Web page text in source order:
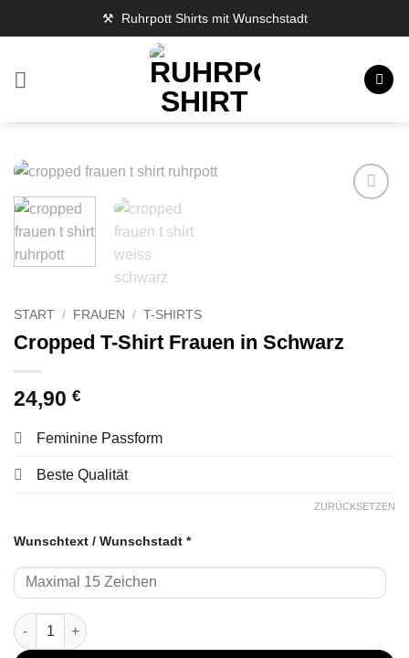
Inhalt
⚒️ Ruhrpott Shirts mit Wunschstadt
START / FRAUEN / T-SHIRTS
Cropped T-Shirt Frauen in Schwarz
24,90 €
Feminine Passform
Beste Qualität
ZURÜCKSETZEN
Wunschtext / Wunschstadt *
Cropped T-Shirt Frauen in Schwarz Menge